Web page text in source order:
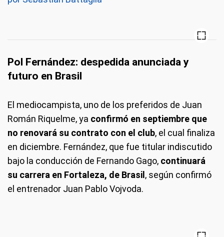
Pol Fernández: despedida anunciada y
futuro en Brasil
El mediocampista, uno de los preferidos de Juan
Román Riquelme, ya confirmó en septiembre que
no renovará su contrato con el club, el cual finaliza
en diciembre. Fernández, que fue titular indiscutido
bajo la conducción de Fernando Gago, continuará
su carrera en Fortaleza, de Brasil , según confirmó
el entrenador Juan Pablo Vojvoda.